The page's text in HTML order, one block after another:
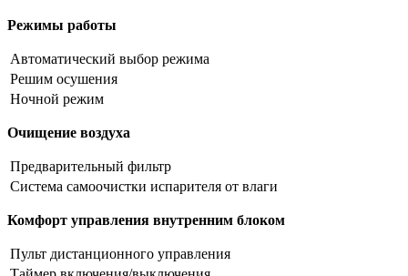
Режимы работы
Автоматический выбор режима
Решим осушения
Ночной режим
Очищение воздуха
Предварительный фильтр
Система самоочистки испарителя от влаги
Комфорт управления внутренним блоком
Пульт дистанционного управления